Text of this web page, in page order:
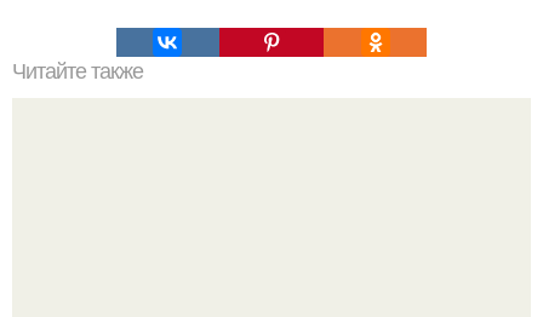
Читайте также